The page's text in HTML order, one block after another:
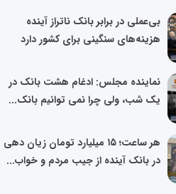
بی‌عملی در برابر بانک ناتراز آینده
هزینه‌های سنگینی برای کشور دارد
نماینده مجلس: ادغام هشت بانک در
یک شب، ولی چرا نمی توانیم بانک...
هر ساعت؛ ۱۵ میلیارد تومان زیان دهی
در بانک آینده از جیب مردم و خواب...